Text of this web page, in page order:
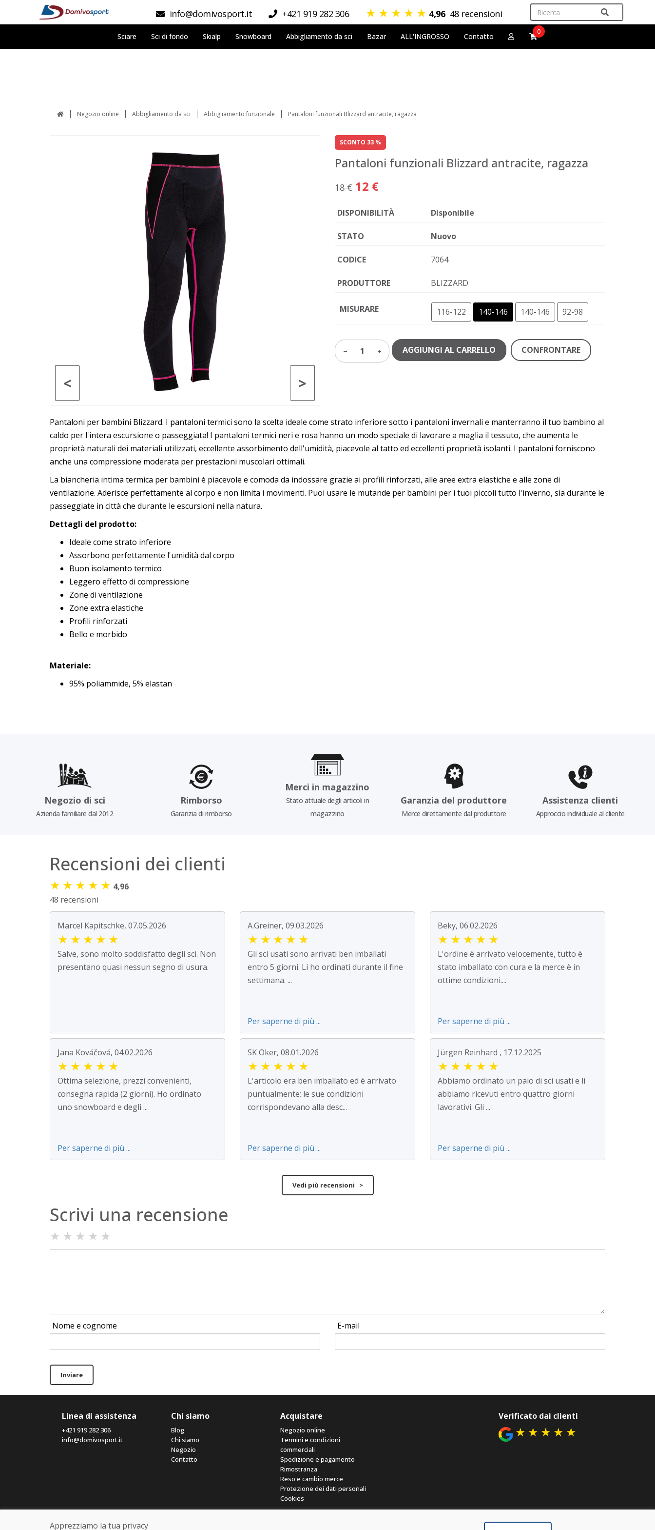
info@domivosport.it +421 919 282 306 ★ ★ ★ ★ ★ 4,96 48 recensioni
Sciare Sci di fondo Skialp Snowboard Abbigliamento da sci Bazar ALL'INGROSSO Contatto
0
Negozio online Abbigliamento da sci Abbigliamento funzionale Pantaloni funzionali Blizzard antracite, ragazza
>
<
SCONTO 33 %
Pantaloni funzionali Blizzard antracite, ragazza
18 € 12 €
DISPONIBILITÀ Disponibile
STATO Nuovo
CODICE 7064
PRODUTTORE BLIZZARD
MISURARE 116-122 140-146 140-146 92-98
1 AGGIUNGI AL CARRELLO CONFRONTARE
Pantaloni per bambini Blizzard. I pantaloni termici sono la scelta ideale come strato inferiore sotto i pantaloni invernali e manterranno il tuo bambino al
caldo per l'intera escursione o passeggiata! I pantaloni termici neri e rosa hanno un modo speciale di lavorare a maglia il tessuto, che aumenta le
proprietà naturali dei materiali utilizzati, eccellente assorbimento dell'umidità, piacevole al tatto ed eccellenti proprietà isolanti. I pantaloni forniscono
anche una compressione moderata per prestazioni muscolari ottimali.
La biancheria intima termica per bambini è piacevole e comoda da indossare grazie ai profili rinforzati, alle aree extra elastiche e alle zone di
ventilazione. Aderisce perfettamente al corpo e non limita i movimenti. Puoi usare le mutande per bambini per i tuoi piccoli tutto l'inverno, sia durante le
passeggiate in città che durante le escursioni nella natura.
Dettagli del prodotto:
Ideale come strato inferiore
Assorbono perfettamente l'umidità dal corpo
Buon isolamento termico
Leggero effetto di compressione
Zone di ventilazione
Zone extra elastiche
Profili rinforzati
Bello e morbido
Materiale:
95% poliammide, 5% elastan
Negozio di sci
Azienda familiare dal 2012
Rimborso
Garanzia di rimborso
Merci in magazzino
Stato attuale degli articoli in
magazzino
Garanzia del produttore
Merce direttamente dal produttore
Assistenza clienti
Approccio individuale al cliente
Recensioni dei clienti
★ ★ ★ ★ ★ 4,96
48 recensioni
Marcel Kapitschke, 07.05.2026
★ ★ ★ ★ ★
Salve, sono molto soddisfatto degli sci. Non
presentano quasi nessun segno di usura.
A.Greiner, 09.03.2026
★ ★ ★ ★ ★
Gli sci usati sono arrivati ben imballati
entro 5 giorni. Li ho ordinati durante il fine
settimana. ...
Per saperne di più ...
Beky, 06.02.2026
★ ★ ★ ★ ★
L'ordine è arrivato velocemente, tutto è
stato imballato con cura e la merce è in
ottime condizioni....
Per saperne di più ...
Jana Kováčová, 04.02.2026
★ ★ ★ ★ ★
Ottima selezione, prezzi convenienti,
consegna rapida (2 giorni). Ho ordinato
uno snowboard e degli ...
Per saperne di più ...
SK Oker, 08.01.2026
★ ★ ★ ★ ★
L'articolo era ben imballato ed è arrivato
puntualmente; le sue condizioni
corrispondevano alla desc...
Per saperne di più ...
Jürgen Reinhard , 17.12.2025
★ ★ ★ ★ ★
Abbiamo ordinato un paio di sci usati e li
abbiamo ricevuti entro quattro giorni
lavorativi. Gli ...
Per saperne di più ...
Vedi più recensioni >
Scrivi una recensione
★ ★ ★ ★ ★
Nome e cognome E-mail
Inviare
Linea di assistenza
+421 919 282 306
info@domivosport.it
Chi siamo
Blog
Chi siamo
Negozio
Contatto
Acquistare
Negozio online
Termini e condizioni
commerciali
Spedizione e pagamento
Rimostranza
Reso e cambio merce
Protezione dei dati personali
Cookies
Verificato dai clienti
★ ★ ★ ★ ★
Apprezziamo la tua privacy